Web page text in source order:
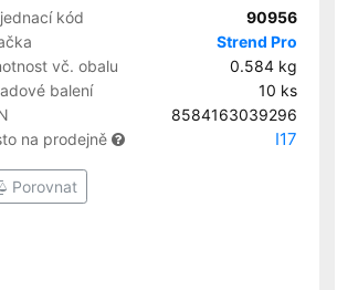
kód
90956
Strend Pro
vč. obalu
0.584 kg
balení
10 ks
8584163039296
na prodejně
I17
Porovnat